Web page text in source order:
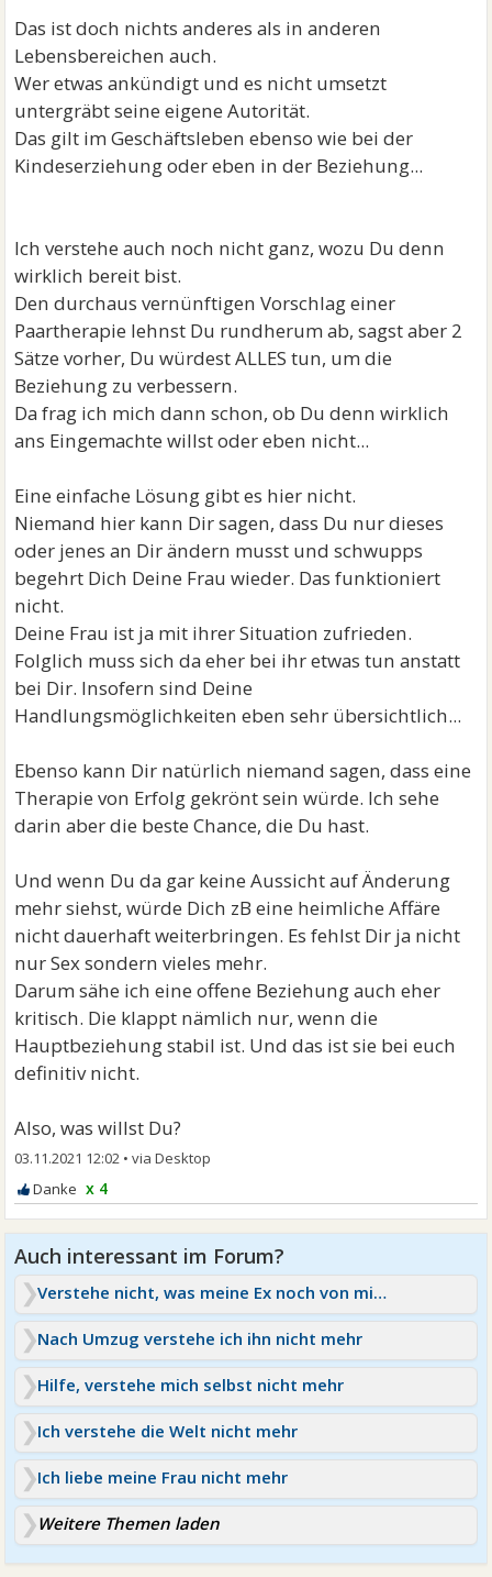
Das ist doch nichts anderes als in anderen
Lebensbereichen auch.
Wer etwas ankündigt und es nicht umsetzt
untergräbt seine eigene Autorität.
Das gilt im Geschäftsleben ebenso wie bei der
Kindeserziehung oder eben in der Beziehung...
Ich verstehe auch noch nicht ganz, wozu Du denn
wirklich bereit bist.
Den durchaus vernünftigen Vorschlag einer
Paartherapie lehnst Du rundherum ab, sagst aber 2
Sätze vorher, Du würdest ALLES tun, um die
Beziehung zu verbessern.
Da frag ich mich dann schon, ob Du denn wirklich
ans Eingemachte willst oder eben nicht...
Eine einfache Lösung gibt es hier nicht.
Niemand hier kann Dir sagen, dass Du nur dieses
oder jenes an Dir ändern musst und schwupps
begehrt Dich Deine Frau wieder. Das funktioniert
nicht.
Deine Frau ist ja mit ihrer Situation zufrieden.
Folglich muss sich da eher bei ihr etwas tun anstatt
bei Dir. Insofern sind Deine
Handlungsmöglichkeiten eben sehr übersichtlich...
Ebenso kann Dir natürlich niemand sagen, dass eine
Therapie von Erfolg gekrönt sein würde. Ich sehe
darin aber die beste Chance, die Du hast.
Und wenn Du da gar keine Aussicht auf Änderung
mehr siehst, würde Dich zB eine heimliche Affäre
nicht dauerhaft weiterbringen. Es fehlst Dir ja nicht
nur Sex sondern vieles mehr.
Darum sähe ich eine offene Beziehung auch eher
kritisch. Die klappt nämlich nur, wenn die
Hauptbeziehung stabil ist. Und das ist sie bei euch
definitiv nicht.
Also, was willst Du?
03.11.2021 12:02 •
x 4
Verstehe nicht, was meine Ex noch von mir will
Nach Umzug verstehe ich ihn nicht mehr
Hilfe, verstehe mich selbst nicht mehr
Ich verstehe die Welt nicht mehr
Ich liebe meine Frau nicht mehr
Weitere Themen laden